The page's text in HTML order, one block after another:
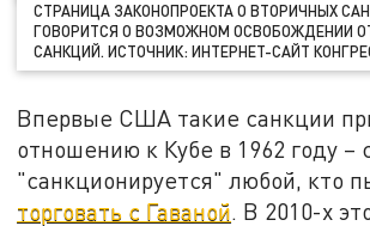
СТРАНИЦА ЗАКОНОПРОЕКТА О ВТОРИЧНЫХ
ГОВОРИТСЯ О ВОЗМОЖНОМ ОСВОБОЖДЕНИИ
САНКЦИЙ. ИСТОЧНИК: ИНТЕРНЕТ-САЙТ
Впервые США такие санкции
отношению к Кубе в 1962 году –
"санкционируется" любой, кто
торговать с Гаваной. В 2010-х